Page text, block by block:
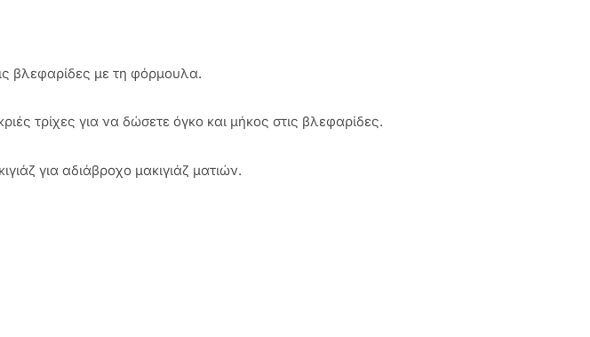
βλεφαρίδες με τη φόρμουλα.
τρίχες για να δώσετε όγκο και μήκος στις βλεφαρίδες.
για αδιάβροχο μακιγιάζ ματιών.